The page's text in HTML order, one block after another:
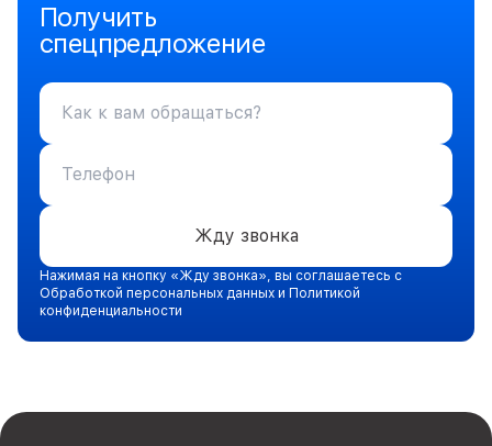
Получить
спецпредложение
Жду звонка
Нажимая на кнопку «Жду звонка», вы соглашаетесь с
Обработкой персональных данных и Политикой
конфиденциальности